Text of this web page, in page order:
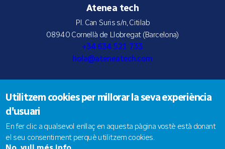
Atenea tech
Pl. Can Suris s/n, Citilab
08940 Cornellà de Llobregat (Barcelona)
+34 634 521 733
hola@ateneatech.com
Suscríbete a nuestra newsletter
Utilitzem cookies per millorar la seva experiència
d'usuari
En fer clic a qualsevol enllaç en aquesta pàgina vostè està donant
el seu consentiment perquè utilitzem cookies.